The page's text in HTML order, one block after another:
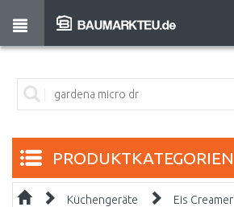
PRODUKTKATEGORIEN
Küchengeräte Eis Creamer